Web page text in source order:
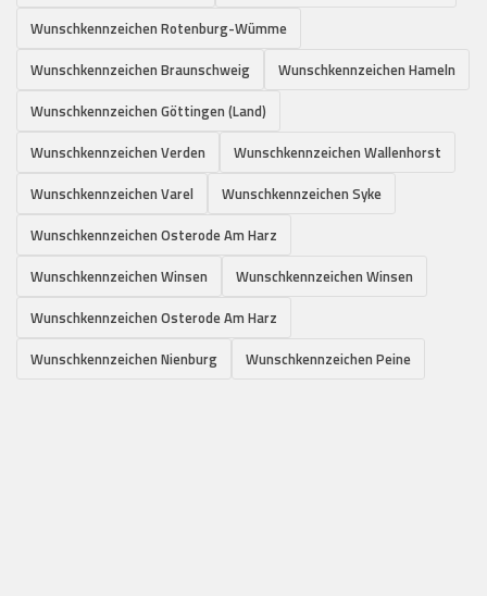
Wunschkennzeichen Rotenburg-Wümme
Wunschkennzeichen Braunschweig
Wunschkennzeichen Hameln
Wunschkennzeichen Göttingen (Land)
Wunschkennzeichen Verden
Wunschkennzeichen Wallenhorst
Wunschkennzeichen Varel
Wunschkennzeichen Syke
Wunschkennzeichen Osterode Am Harz
Wunschkennzeichen Winsen
Wunschkennzeichen Winsen
Wunschkennzeichen Osterode Am Harz
Wunschkennzeichen Nienburg
Wunschkennzeichen Peine